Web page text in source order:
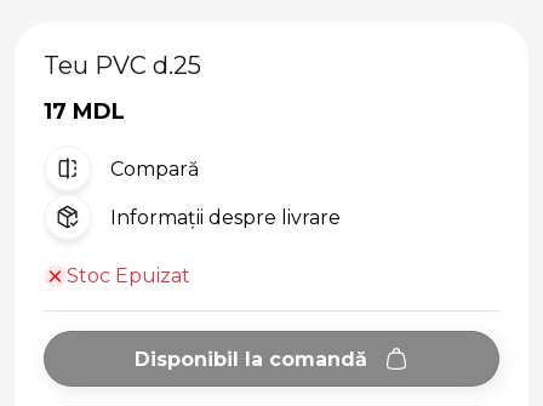
Teu PVC d.25
17 MDL
Compară
Informații despre livrare
Stoc Epuizat
Disponibil la comandă